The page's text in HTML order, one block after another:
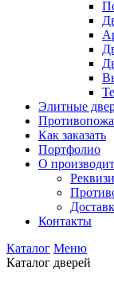
Элитные
Как заказать
Портфолио
О
Контакты
Каталог Меню
Каталог дверей